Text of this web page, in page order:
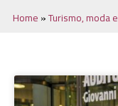
Home » Turismo, moda